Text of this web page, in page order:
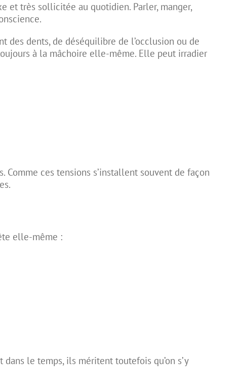
et très sollicitée au quotidien. Parler, manger,
des dents, de déséquilibre de l’occlusion ou de
à la mâchoire elle-même. Elle peut irradier
ces tensions s’installent souvent de façon
elle-même :
le temps, ils méritent toutefois qu’on s’y